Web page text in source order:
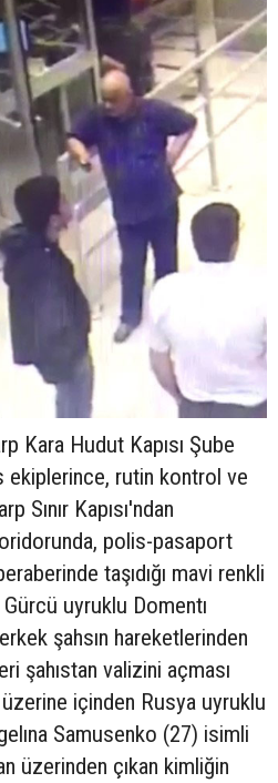
Kara Hudut Kapısı Şube
ekiplerince, rutin kontrol ve
Sınır Kapısı'ndan
polis-pasaport
taşıdığı mavi renkli
uyruklu Domentı
şahsın hareketlerinden
şahıstan valizini açması
içinden Rusya uyruklu
Samusenko (27) isimli
üzerinden çıkan kimliğin